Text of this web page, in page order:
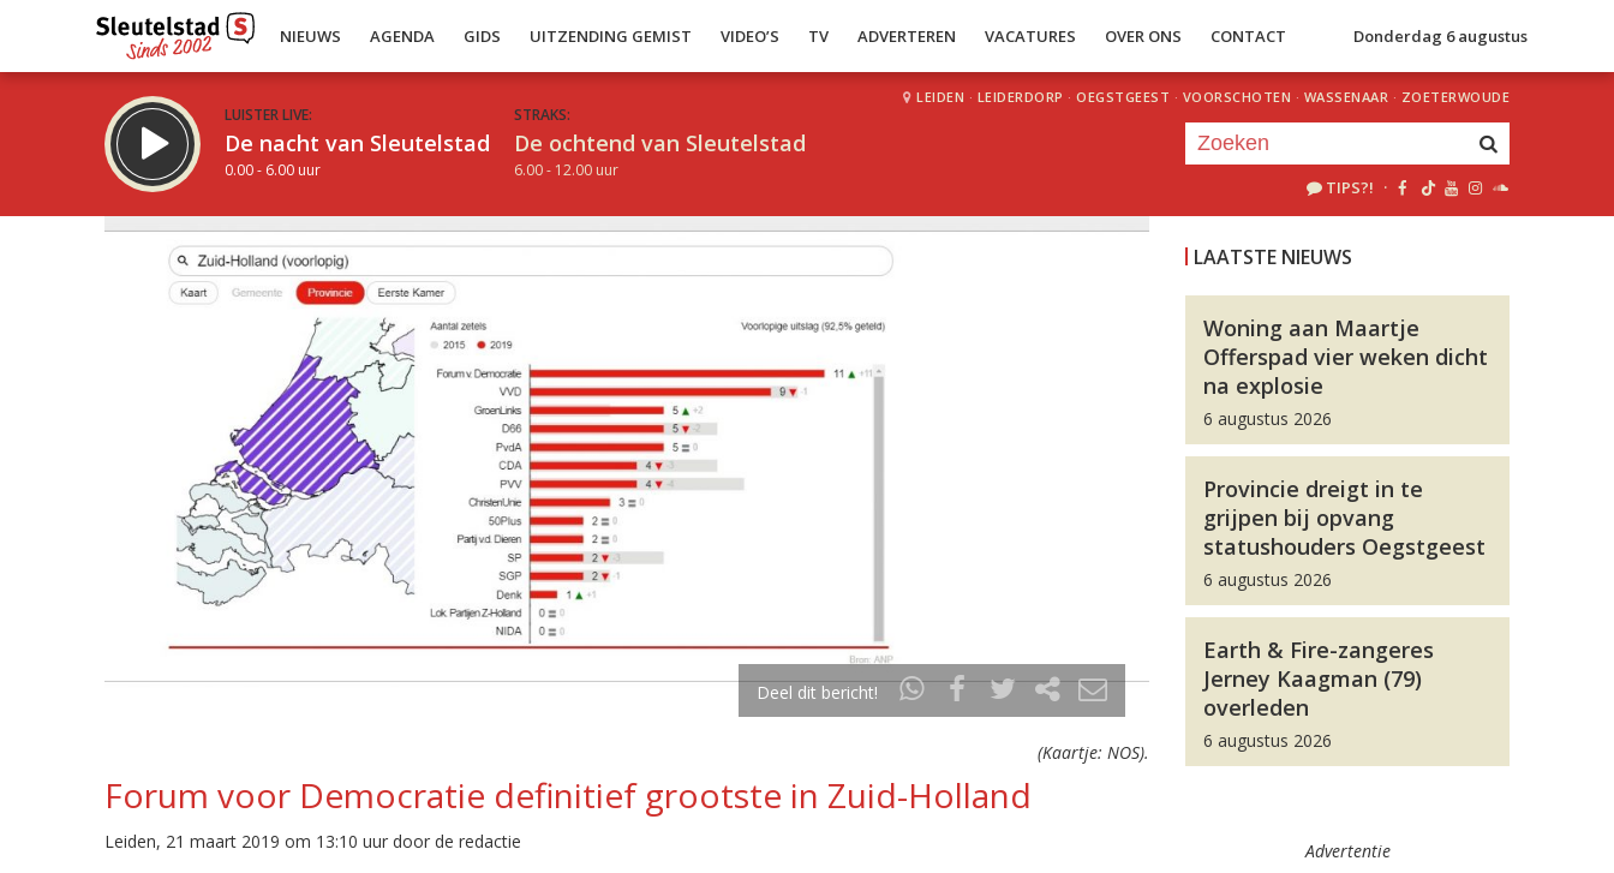
NIEUWS AGENDA GIDS UITZENDING GEMIST VIDEO’S TV ADVERTEREN VACATURES OVER ONS CONTACT Donderdag 6 augustus
LUISTER LIVE:
De nacht van Sleutelstad
0.00 - 6.00 uur
STRAKS:
De ochtend van Sleutelstad
6.00 - 12.00 uur
LEIDEN · LEIDERDORP · OEGSTGEEST · VOORSCHOTEN · WASSENAAR · ZOETERWOUDE
TIPS?! ·
Deel dit bericht!
(Kaartje: NOS).
Forum voor Democratie definitief grootste in Zuid-Holland
Leiden, 21 maart 2019 om 13:10 uur door de redactie
LAATSTE NIEUWS
Woning aan Maartje
Offerspad vier weken dicht
na explosie
6 augustus 2026
Provincie dreigt in te
grijpen bij opvang
statushouders Oegstgeest
6 augustus 2026
Earth & Fire-zangeres
Jerney Kaagman (79)
overleden
6 augustus 2026
Advertentie